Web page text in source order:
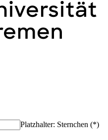
Platzhalter: Sternchen (*)